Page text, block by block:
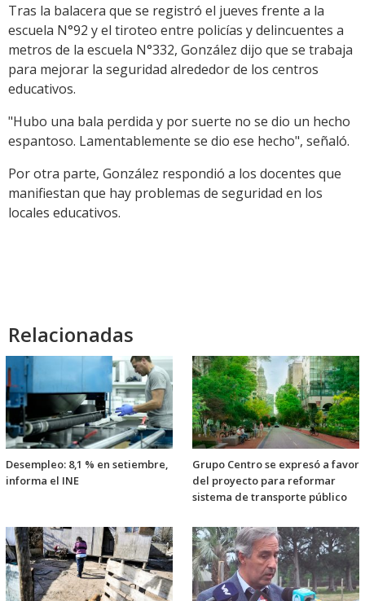
Tras la balacera que se registró el jueves frente a la
escuela N°92 y el tiroteo entre policías y delincuentes a
metros de la escuela N°332, González dijo que se trabaja
para mejorar la seguridad alrededor de los centros
educativos.
"Hubo una bala perdida y por suerte no se dio un hecho
espantoso. Lamentablemente se dio ese hecho", señaló.
Por otra parte, González respondió a los docentes que
manifiestan que hay problemas de seguridad en los
locales educativos.
Relacionadas
Desempleo: 8,1 % en setiembre,
informa el INE
Grupo Centro se expresó a favor
del proyecto para reformar
sistema de transporte público